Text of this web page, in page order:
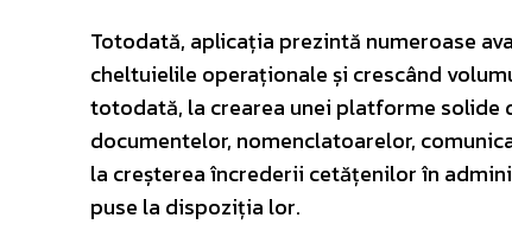
Totodată, aplicația prezintă numeroase
cheltuielile operaționale și crescând
totodată, la crearea unei platforme
documentelor, nomenclatoarelor,
la creșterea încrederii cetățenilor în
puse la dispoziția lor.